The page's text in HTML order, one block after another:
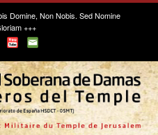
Domine, Non Nobis. Sed Nomine
+++